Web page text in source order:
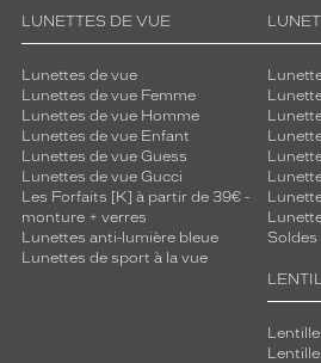
LUNETTES DE VUE
Lunettes de vue
Lunettes de vue Femme
Lunettes de vue Homme
Lunettes de vue Enfant
Lunettes de vue Guess
Lunettes de vue Gucci
Les Forfaits [K] à partir de 39€ -
monture + verres
Lunettes anti-lumière bleue
Lunettes de sport à la vue
Soldes